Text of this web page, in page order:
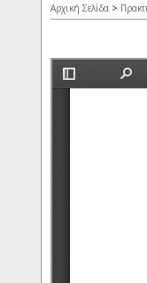
Αρχική Σελίδα >